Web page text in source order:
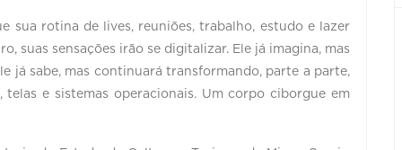
sua rotina de lives, reuniões, trabalho, estudo e lazer
suas sensações irão se digitalizar. Ele já imagina, mas
já sabe, mas continuará transformando, parte a parte,
e sistemas operacionais. Um corpo ciborgue em